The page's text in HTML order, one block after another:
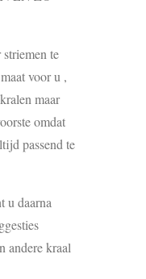
te
voor u ,
maar
omdat
passend te
u daarna
andere kraal